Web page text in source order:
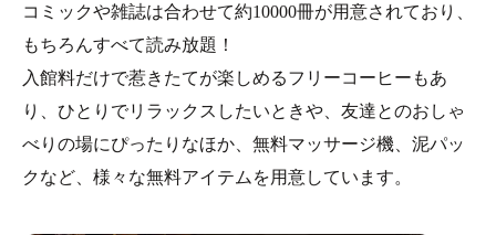
コミックや雑誌は合わせて約10000冊が用意されており、
もちろんすべて読み放題！
入館料だけで惹きたてが楽しめるフリーコーヒーもあ
り、ひとりでリラックスしたいときや、友達とのおしゃ
べりの場にぴったりなほか、無料マッサージ機、泥パッ
クなど、様々な無料アイテムを用意しています。